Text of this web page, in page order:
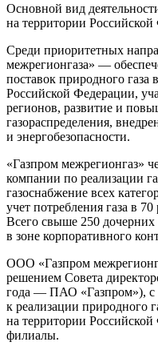
Основной вид
на территории
Среди приоритетных
межрегионгаза» —
поставок природного газа
Российской Федерации,
регионов, развитие и
газораспределения,
и энергобезопасности.
«Газпром межрегионгаз»
компании по реализации
газоснабжение всех
учет потребления газа в
Всего свыше 250 дочерних
в зоне корпоративного
ООО «Газпром
решением Совета
года — ПАО «Газпром»), с
к реализации природного
на территории
филиалы.